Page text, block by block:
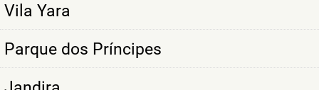
Vila Yara
Parque dos Príncipes